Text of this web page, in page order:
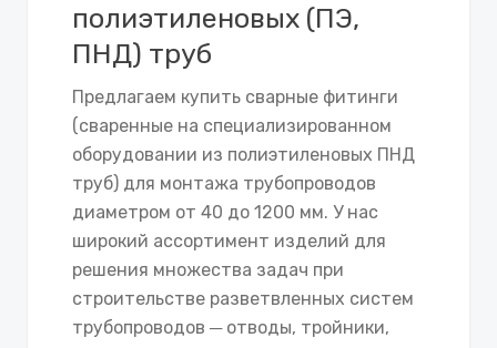
полиэтиленовых (ПЭ,
ПНД) труб
Предлагаем купить сварные фитинги
(сваренные на специализированном
оборудовании из полиэтиленовых ПНД
труб) для монтажа трубопроводов
диаметром от 40 до 1200 мм. У нас
широкий ассортимент изделий для
решения множества задач при
строительстве разветвленных систем
трубопроводов ─ отводы, тройники,